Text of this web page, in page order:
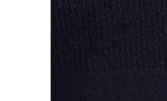
Naisten neuleet
Naisten
Naisten
Naisten mekot ja
Naisten housut